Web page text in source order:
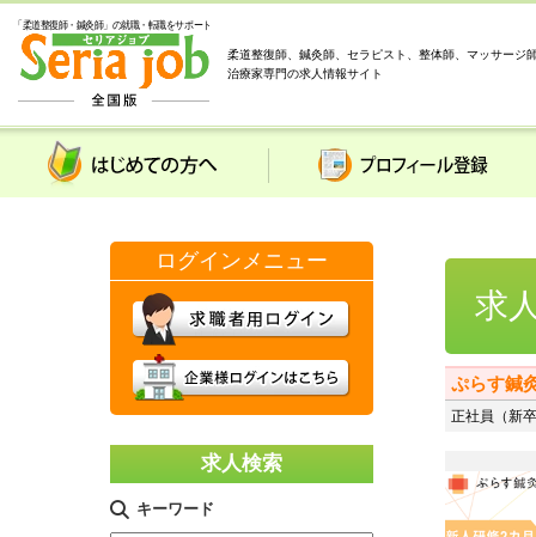
「柔道整復師・鍼灸師」の就職・転職をサポート
柔道整復師、鍼灸師、セラピスト、整体師、マッサージ
治療家専門の求人情報サイト
求人検索
キーワード
求
ぷらす鍼
正社員（新